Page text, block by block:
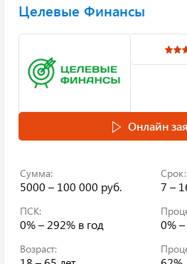
Целевые Финансы
Онлайн
Сумма:
5000 – 100 000 руб.
Срок:
7 –
ПСК:
0% – 292% в год 0%
Возраст: